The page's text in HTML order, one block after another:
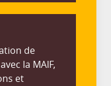
de
la MAIF,
et